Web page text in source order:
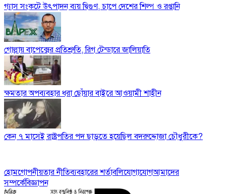
গ্যাস সংকটে উৎপাদন ব্যয় দ্বিগুণ, চাপে দেশের শিল্প ও রপ্তানি
গোল্লায় বাপেক্সের প্রতিশ্রুতি, রিগ টেন্ডারে জালিয়াতি
ক্ষমতার অপব্যবহার ধরা ছোঁয়ার বাইরে আওয়ামী শাহীন
কেন ৭ মাসেই রাষ্ট্রপতির পদ ছাড়তে হয়েছিল বদরুদ্দোজা চৌধুরীকে?
হোমগোপনীয়তার নীতিব্যবহারের শর্তাবলিযোগাযোগআমাদের
সম্পর্কেবিজ্ঞাপন